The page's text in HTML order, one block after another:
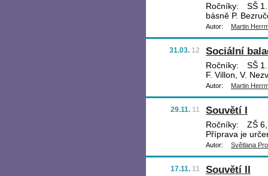
Ročníky:
SŠ
básně P.
Autor: Martin
31.03. 12 Sociální
Ročníky:
SŠ
F. Villon, V.
Autor: Martin
29.11. 11 Souvětí I
Ročníky:
ZŠ
Příprava je
Autor: Světlana
17.11. 11 Souvětí II